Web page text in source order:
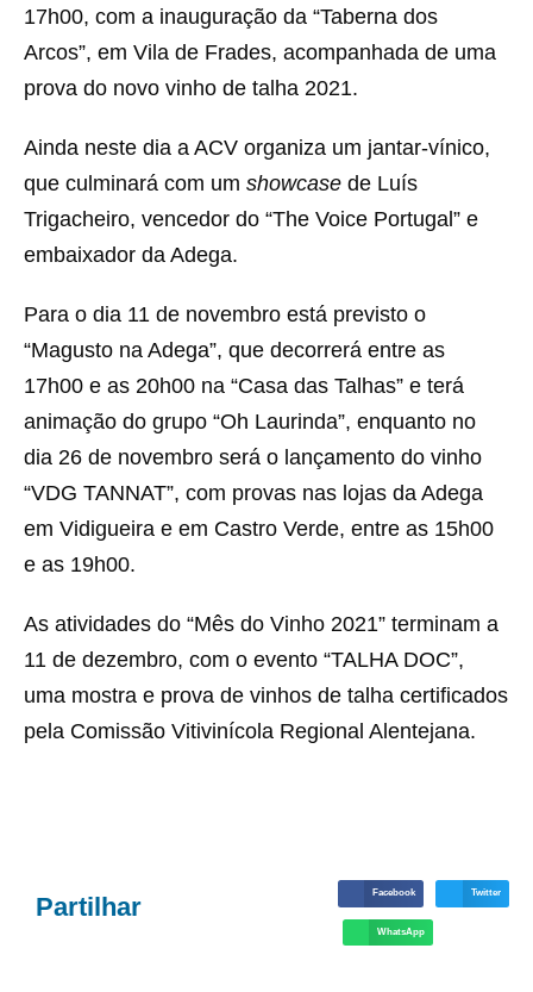
17h00, com a inauguração da “Taberna dos
Arcos”, em Vila de Frades, acompanhada de uma
prova do novo vinho de talha 2021.
Ainda neste dia a ACV organiza um jantar-vínico,
que culminará com um showcase de Luís
Trigacheiro, vencedor do “The Voice Portugal” e
embaixador da Adega.
Para o dia 11 de novembro está previsto o
“Magusto na Adega”, que decorrerá entre as
17h00 e as 20h00 na “Casa das Talhas” e terá
animação do grupo “Oh Laurinda”, enquanto no
dia 26 de novembro será o lançamento do vinho
“VDG TANNAT”, com provas nas lojas da Adega
em Vidigueira e em Castro Verde, entre as 15h00
e as 19h00.
As atividades do “Mês do Vinho 2021” terminam a
11 de dezembro, com o evento “TALHA DOC”,
uma mostra e prova de vinhos de talha certificados
pela Comissão Vitivinícola Regional Alentejana.
Partilhar Facebook Twitter
WhatsApp